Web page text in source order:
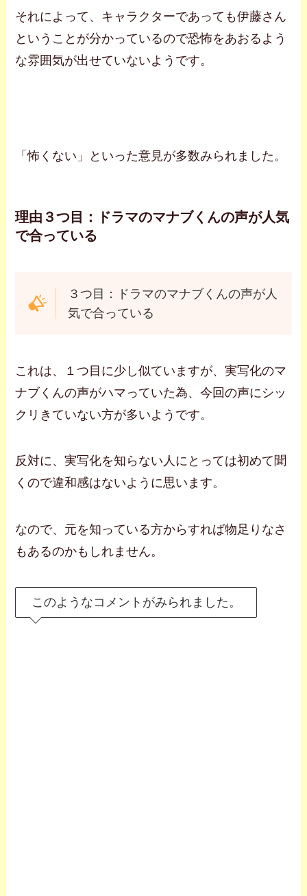
それによって、キャラクターであっても伊藤さん
ということが分かっているので恐怖をあおるよう
な雰囲気が出せていないようです。
「怖くない」といった意見が多数みられました。
理由３つ目：ドラマのマナブくんの声が人気
で合っている
３つ目：ドラマのマナブくんの声が人
気で合っている
これは、１つ目に少し似ていますが、実写化のマ
ナブくんの声がハマっていた為、今回の声にシッ
クリきていない方が多いようです。
反対に、実写化を知らない人にとっては初めて聞
くので違和感はないように思います。
なので、元を知っている方からすれば物足りなさ
もあるのかもしれません。
このようなコメントがみられました。